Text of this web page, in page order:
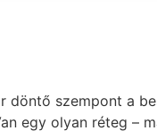
szempont a
egy olyan réteg –